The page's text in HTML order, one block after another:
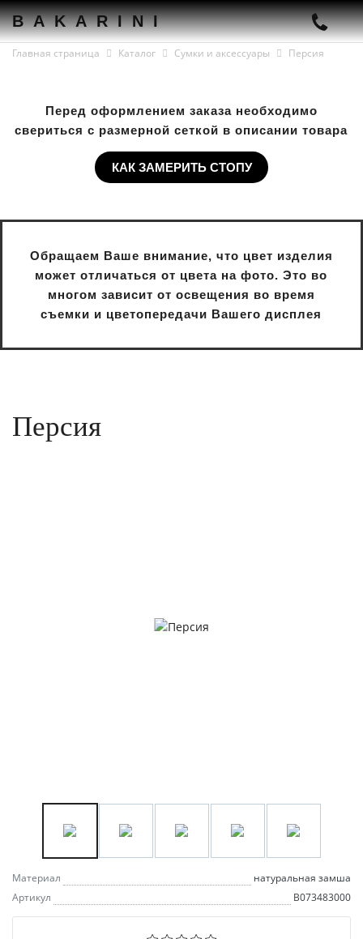
BAKARINI
Главная страница Каталог Сумки и аксессуары Персия
Перед оформлением заказа необходимо
свериться с размерной сеткой в описании товара
КАК ЗАМЕРИТЬ СТОПУ
Обращаем Ваше внимание, что цвет изделия
может отличаться от цвета на фото. Это во
многом зависит от освещения во время
съемки и цветопередачи Вашего дисплея
Персия
Материал
натуральная замша
Артикул
B073483000